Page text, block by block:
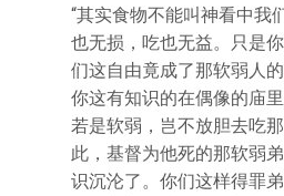
“其实食物不能叫神看中我
也无损，吃也无益。只是
们这自由竟成了那软弱人
你这有知识的在偶像的庙
若是软弱，岂不放胆去吃
此，基督为他死的那软弱
识沉沦了。你们这样得罪